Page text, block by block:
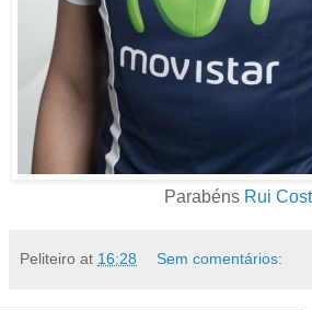
Parabéns Rui
Peliteiro at 16:28 Sem comentários: